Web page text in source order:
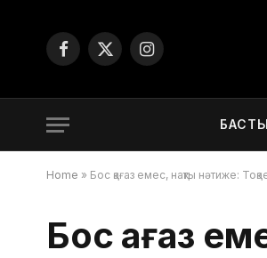
Facebook
X
Instagram
БАСТЫ
Home » Бос қағаз емес, нақты нәтиже:
Бос қағаз